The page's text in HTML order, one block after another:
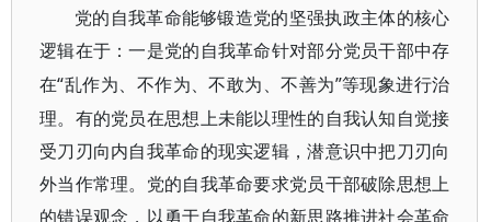
党的自我革命能够锻造党的坚强执政主体的核心
逻辑在于：一是党的自我革命针对部分党员干部中存
在“乱作为、不作为、不敢为、不善为”等现象进行治
理。有的党员在思想上未能以理性的自我认知自觉接
受刀刃向内自我革命的现实逻辑，潜意识中把刀刃向
外当作常理。党的自我革命要求党员干部破除思想上
的错误观念，以勇于自我革命的新思路推进社会革命